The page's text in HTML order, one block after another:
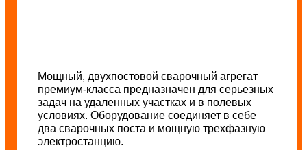
Мощный, двухпостовой сварочный агрегат
премиум-класса предназначен для серьезных
задач на удаленных участках и в полевых
условиях. Оборудование соединяет в себе
два сварочных поста и мощную трехфазную
электростанцию.